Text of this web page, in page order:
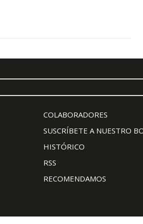
COLABORADORES
SUSCRÍBETE A NUESTRO
HISTÓRICO
RSS
RECOMENDAMOS